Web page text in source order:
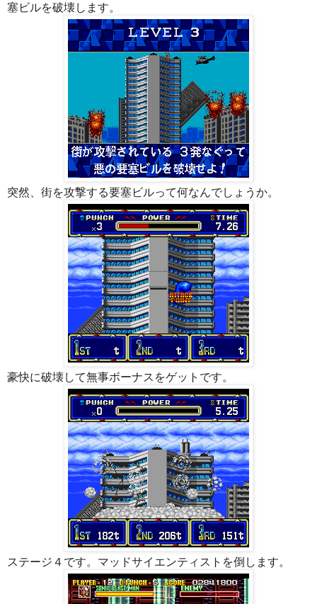
塞ビルを破壊します。
突然、街を攻撃する要塞ビルって何なんでしょうか。
豪快に破壊して無事ボーナスをゲットです。
ステージ４です。マッドサイエンティストを倒します。